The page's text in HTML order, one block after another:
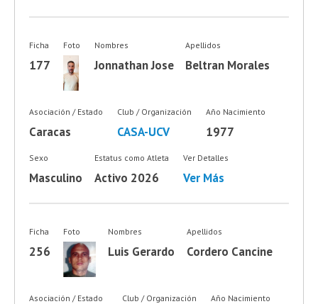
Ficha
177
Foto Nombres
Jonnathan Jose
Apellidos
Beltran Morales
Asociación / Estado
Caracas
Club / Organización
CASA-UCV
Año Nacimiento
1977
Sexo
Masculino
Estatus como Atleta
Activo 2026
Ver Detalles
Ver Más
Ficha
256
Foto Nombres
Luis Gerardo
Apellidos
Cordero Cancine
Asociación / Estado Club / Organización Año Nacimiento